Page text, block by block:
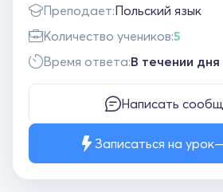
Преподает:Польский язык
Количество учеников:5
Время ответа:В течении дня
Написать
Записаться на урок